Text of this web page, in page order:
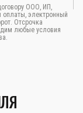
ООО, ИП,
электронный
Отсрочка
любые условия